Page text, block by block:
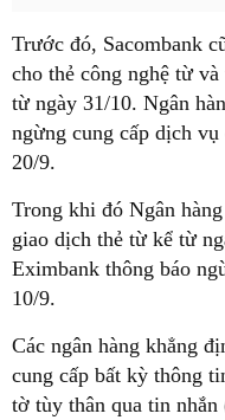
Trước đó, Sacombank
cho thẻ công nghệ từ
từ ngày 31/10. Ngân
ngừng cung cấp dịch
20/9.
Trong khi đó Ngân
giao dịch thẻ từ kể từ
Eximbank thông báo
10/9.
Các ngân hàng khẳng
cung cấp bất kỳ thông
tờ tùy thân qua tin